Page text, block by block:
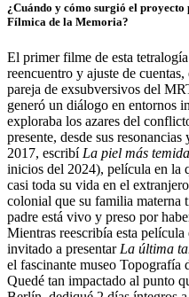
¿Cuándo y cómo surgió el
Fílmica de la Memoria?
El primer filme de esta
reencuentro y ajuste de
pareja de exsubversivos del
generó un diálogo en entornos
exploraba los azares del
presente, desde sus
2017, escribí La piel más temida
inicios del 2024), película en la
casi toda su vida en el
colonial que su familia materna
padre está vivo y preso por
Mientras reescribía esta
invitado a presentar La última
el fascinante museo Topografía
Quedé tan impactado al punto